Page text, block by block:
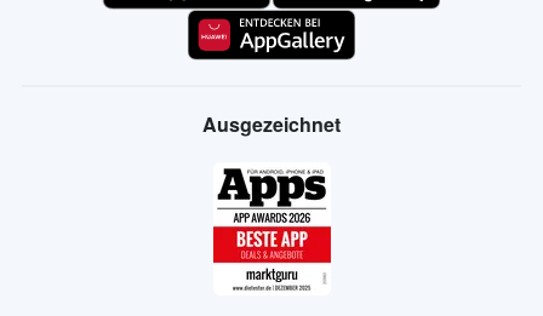
Ausgezeichnet